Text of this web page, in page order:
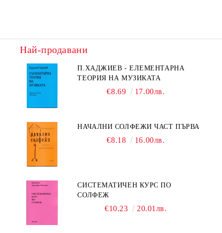
Най-продавани
П.ХАДЖИЕВ - ЕЛЕМЕНТАРНА
ТЕОРИЯ НА МУЗИКАТА
€8.69 17.00лв.
НАЧАЛНИ СОЛФЕЖИ ЧАСТ ПЪРВА
€8.18 16.00лв.
СИСТЕМАТИЧЕН КУРС ПО
СОЛФЕЖ
€10.23 20.01лв.